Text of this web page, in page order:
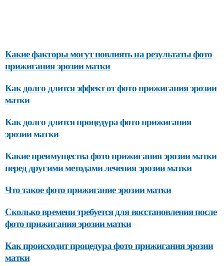
Какие факторы могут повлиять на результаты фото
прижигания эрозии матки
Как долго длится эффект от фото прижигания эрозии
матки
Как долго длится процедура фото прижигания
эрозии матки
Какие преимущества фото прижигания эрозии матки
перед другими методами лечения эрозии матки
Что такое фото прижигание эрозии матки
Сколько времени требуется для восстановления после
фото прижигания эрозии матки
Как происходит процедура фото прижигания эрозии
матки